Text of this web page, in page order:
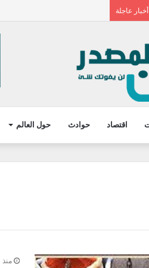
أخبار عاجلة
اقتصاد حوادث حول العالم
منذ 3 ساعات